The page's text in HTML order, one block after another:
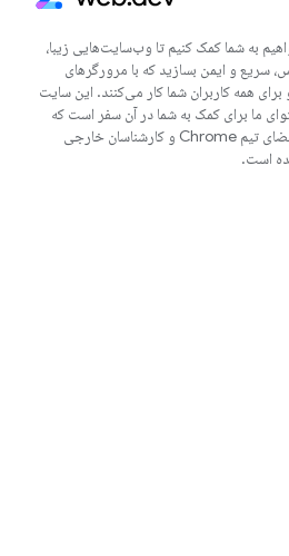
به شما کمک کنیم تا وب‌سایت‌هایی زیبا،
و ایمن بسازید که با مرورگرهای
همه کاربران شما کار می‌کنند. این سایت
ما برای کمک به شما در آن سفر است که
توسط اعضای تیم Chrome و کارشناسان خارجی